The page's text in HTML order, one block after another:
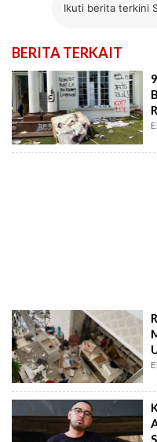
Ikuti berita terkini
BERITA TERKAIT